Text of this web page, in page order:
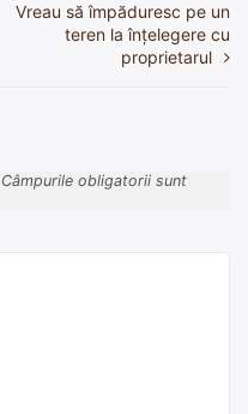
Vreau să împăduresc pe un
teren la înțelegere cu
proprietarul
Câmpurile obligatorii sunt